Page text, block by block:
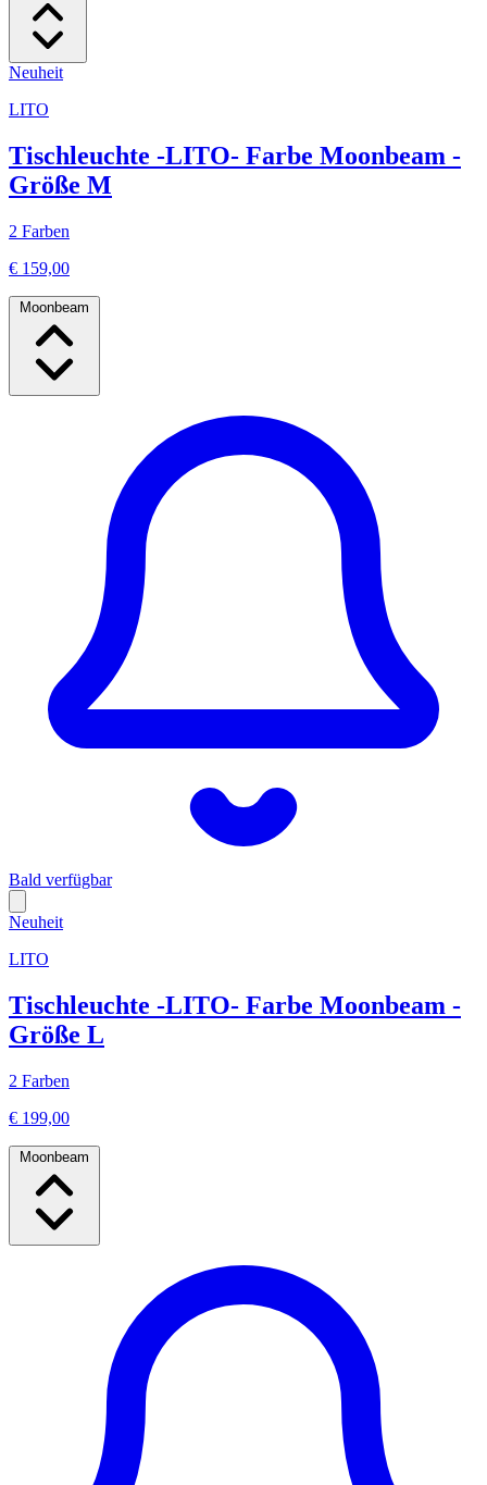
Neuheit
LITO
Tischleuchte -LITO- Farbe Moonbeam -
Größe M
2 Farben
€ 159,00
Moonbeam
Bald verfügbar
Neuheit
LITO
Tischleuchte -LITO- Farbe Moonbeam -
Größe L
2 Farben
€ 199,00
Moonbeam